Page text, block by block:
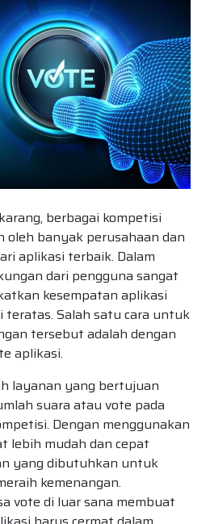
berbagai kompetisi
oleh banyak perusahaan dan
aplikasi terbaik. Dalam
dari pengguna sangat
kesempatan aplikasi
Salah satu cara untuk
tersebut adalah dengan
aplikasi.
layanan yang bertujuan
suara atau vote pada
Dengan menggunakan
lebih mudah dan cepat
yang dibutuhkan untuk
kemenangan.
vote di luar sana membuat